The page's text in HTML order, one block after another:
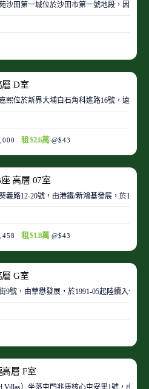
沙田第一城位於沙田市第一號地段，因此
層 D室
熙位於新界大埔白石角科進路16號，遠離
租 $2.6萬 @$43
高層 07室
義路12-20號，由港鐵/新鴻基發展，於
租 $1.8萬 @$43
G室
9號，由華懋發展，於1991-05起陸續入伙
層 F室
Villas）坐落屯門兆康核心屯安里1號，由